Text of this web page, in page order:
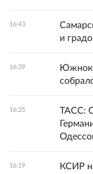
16:43
и
16:39
16:25
ТАСС:
16:19
КСИР